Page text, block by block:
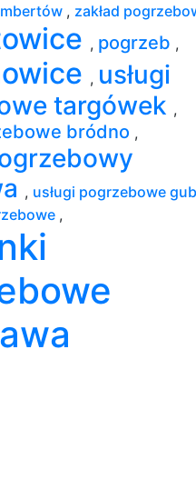
, zakład
, pogrzeb ,
, usługi
targówek ,
bródno ,
, usługi pogrzebowe
,